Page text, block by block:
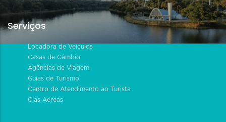
Serviços
Locadora de Veículos
Casas de Câmbio
Agências de Viagem
Guias de Turismo
Centro de Atendimento ao Turista
Cias Aéreas